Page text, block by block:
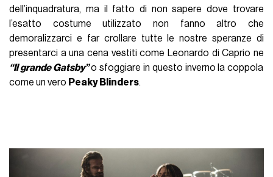
dell’inquadratura, ma il fatto di non sapere dove trovare
l’esatto costume utilizzato non fanno altro che
demoralizzarci e far crollare tutte le nostre speranze di
presentarci a una cena vestiti come Leonardo di Caprio ne
“Il grande Gatsby”o sfoggiare in questo inverno la coppola
come un vero Peaky Blinders.